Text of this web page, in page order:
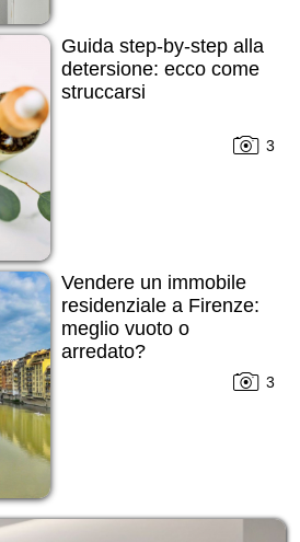
Guida step-by-step alla
detersione: ecco come
struccarsi
3
Vendere un immobile
residenziale a Firenze:
meglio vuoto o
arredato?
3